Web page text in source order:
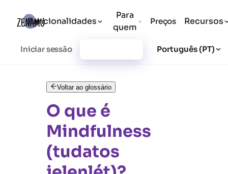
Funcionalidades
Para
quem
Preços Recursos
Iniciar sessão Português (PT)
Voltar ao glossário
O que é
Mindfulness
(tudatos